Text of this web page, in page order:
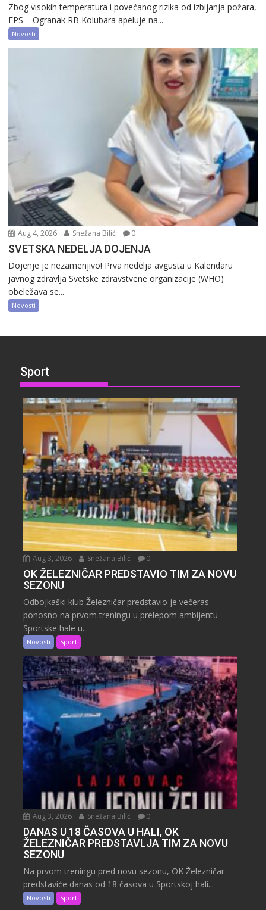
Zbog visokih temperatura i povećanog rizika od izbijanja požara,
EPS – Ogranak RB Kolubara apeluje na...
Novosti
Aug 4, 2026 Snežana Bilić 0
SVETSKA NEDELJA DOJENJA
Dojenje je nezamenjivo! Prva nedelja avgusta u Kalendaru
javnog zdravlja Svetske zdravstvene organizacije (WHO)
obeležava se...
Novosti
Sport
Aug 3, 2026 Snežana Bilić 0
OK ŽELEZNIČAR PREDSTAVIO TIM ZA NOVU
SEZONU
Odbojkaški klub Železničar predstavio je večeras
ponosno na prvom treningu u prelepom ambijentu
Sportske hale u...
Novosti Sport
Aug 3, 2026 Snežana Bilić 0
DANAS U 18 ČASOVA U HALI, OK
ŽELEZNIČAR PREDSTAVLJA TIM ZA NOVU
SEZONU
Na prvom treningu pred novu sezonu, OK Železničar
predstaviće danas od 18 časova u Sportskoj hali...
Novosti Sport